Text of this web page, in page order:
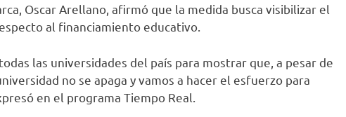
Oscar Arellano, afirmó que la medida busca visibilizar el
al financiamiento educativo.
las universidades del país para mostrar que, a pesar de
no se apaga y vamos a hacer el esfuerzo para
en el programa Tiempo Real.